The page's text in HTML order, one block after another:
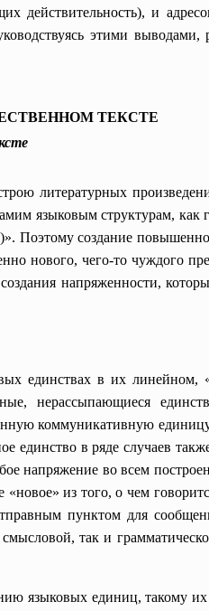
действительность), и
этими выводами,
ТЕКСТЕ
литературных
языковым структурам, как
Поэтому создание
нового, чего-то чуждого
напряженности,
единствах в их линейном,
нерассыпающиеся
коммуникативную
единство в ряде случаев
напряжение во всем
из того, о чем
пунктом для
так и
языковых единиц, такому их